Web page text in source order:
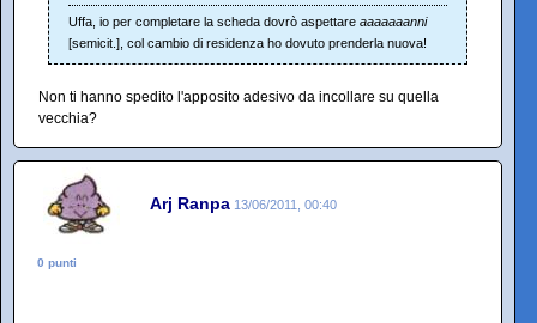
Uffa, io per completare la scheda dovrò aspettare aaaaaaanni
[semicit.], col cambio di residenza ho dovuto prenderla nuova!
Non ti hanno spedito l'apposito adesivo da incollare su quella
vecchia?
Arj Ranpa 13/06/2011, 00:40
0 punti